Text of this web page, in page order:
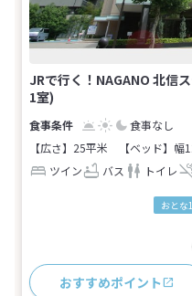
JRで行く！NAGANO 北信
1室)
食事なし
【広さ】25平米
【ベッド】
ツイン
バス トイレ
おとな
おすすめポイント